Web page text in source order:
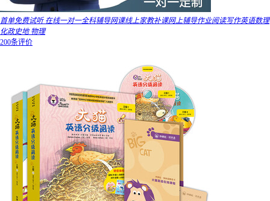
首单免费试听 在线一对一全科辅导网课线上家教补课网上辅导作业阅读写作英语数理
化政史地 物理
200条评价